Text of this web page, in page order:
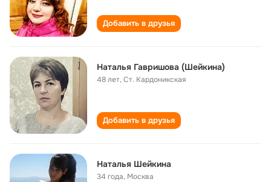
Добавить в друзья
Наталья Гавришова (Шейкина)
48 лет,Ст. Кардоникская
Добавить в друзья
Наталья Шейкина
34 года, Москва